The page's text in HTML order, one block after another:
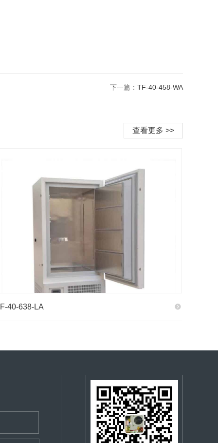
下一篇： TF-40-458-WA
查看更多 >>
40-638-LA